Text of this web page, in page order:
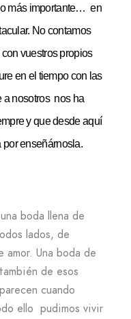
más importante… en
No contamos
vuestros propios
en el tiempo con las
a nosotros nos ha
y que desde aquí
por enseñárnosla.
boda llena de
lados, de
amor. Una boda de
de esos
cuando
ello pudimos vivir